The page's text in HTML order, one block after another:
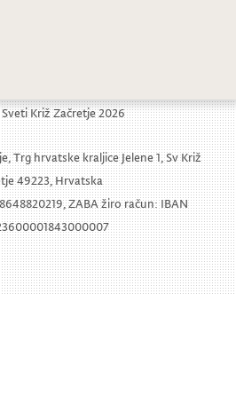
Križ Začretje 2026
Trg hrvatske kraljice Jelene 1, Sv Križ
49223, Hrvatska
ZABA žiro račun: IBAN